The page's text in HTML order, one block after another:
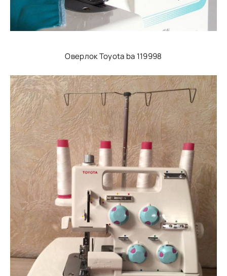
Оверлок Toyota ba 119998